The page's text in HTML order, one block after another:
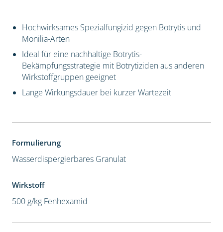
Hochwirksames Spezialfungizid gegen Botrytis und
Monilia-Arten
Ideal für eine nachhaltige Botrytis-
Bekämpfungsstrategie mit Botrytiziden aus anderen
Wirkstoffgruppen geeignet
Lange Wirkungsdauer bei kurzer Wartezeit
Formulierung
Wasserdispergierbares Granulat
Wirkstoff
500 g/kg Fenhexamid